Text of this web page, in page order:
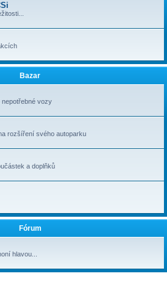
Bazar
vozy
rozšíření svého autoparku
a doplňků
Fórum
hlavou...